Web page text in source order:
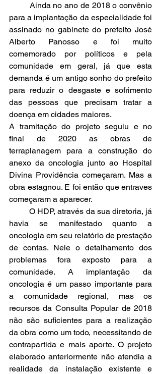
para a implantação da especialidade foi
assinado no gabinete do prefeito José
Alberto Panosso e foi muito
comemorado por políticos e pela
comunidade em geral, já que esta
demanda é um antigo sonho do prefeito
para reduzir o desgaste e sofrimento
das pessoas que precisam tratar a
doença em cidades maiores.
A tramitação do projeto seguiu e no
final de 2020 as obras de
terraplanagem para a construção do
anexo da oncologia junto ao Hospital
Divina Providência começaram. Mas a
obra estagnou. E foi então que entraves
começaram a aparecer.
	O HDP, através da sua diretoria, já
havia se manifestado quanto a
oncologia em seu relatório de prestação
de contas. Nele o detalhamento dos
problemas fora exposto para a
comunidade. A implantação da
oncologia é um passo importante para
a comunidade regional, mas os
recursos da Consulta Popular de 2018
não são suficientes para a realização
da obra como um todo, necessitando de
contrapartida e mais aporte. O projeto
elaborado anteriormente não atendia a
realidade da instalação existente e